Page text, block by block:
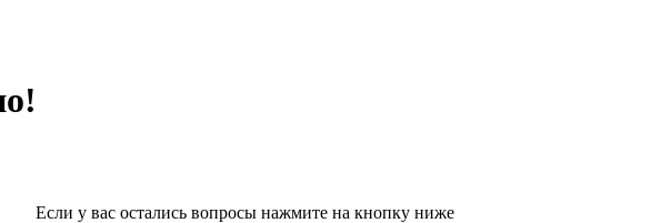
Если у вас остались вопросы нажмите на кнопку ниже